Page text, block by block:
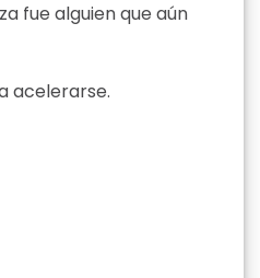
fue alguien que aún
acelerarse.